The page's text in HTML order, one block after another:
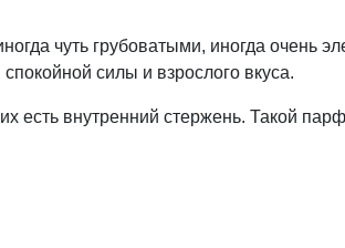
чуть грубоватыми, иногда очень
силы и взрослого вкуса.
есть внутренний стержень. Такой